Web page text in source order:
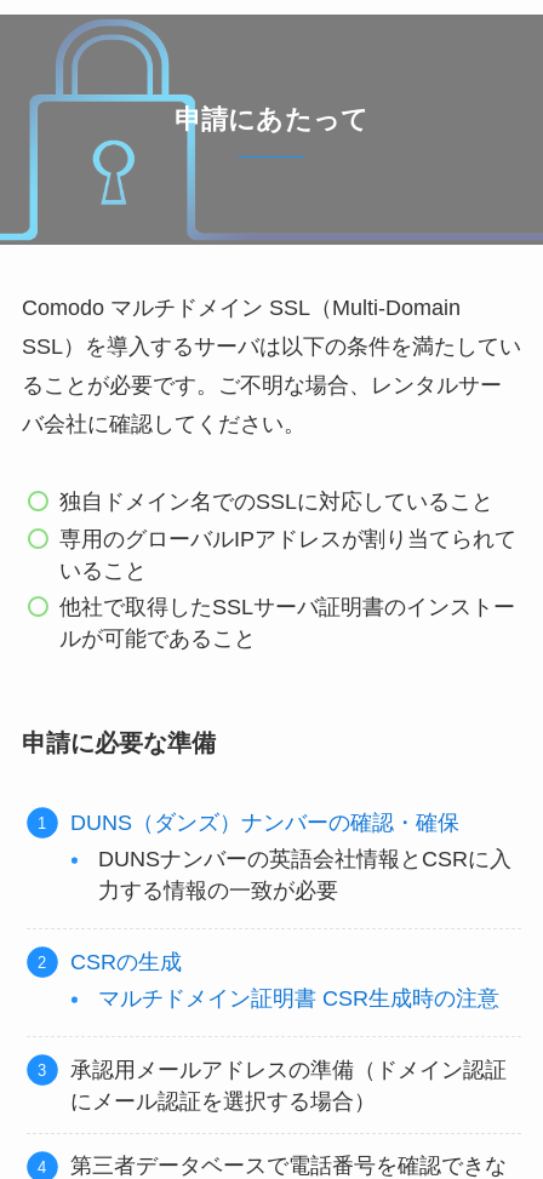
申請にあたって
Comodo マルチドメイン SSL（Multi-Domain
SSL）を導入するサーバは以下の条件を満たしてい
ることが必要です。ご不明な場合、レンタルサー
バ会社に確認してください。
独自ドメイン名でのSSLに対応していること
専用のグローバルIPアドレスが割り当てられて
いること
他社で取得したSSLサーバ証明書のインストー
ルが可能であること
申請に必要な準備
DUNS（ダンズ）ナンバーの確認・確保
DUNSナンバーの英語会社情報とCSRに入
力する情報の一致が必要
CSRの生成
マルチドメイン証明書 CSR生成時の注意
承認用メールアドレスの準備（ドメイン認証
にメール認証を選択する場合）
第三者データベースで電話番号を確認できな